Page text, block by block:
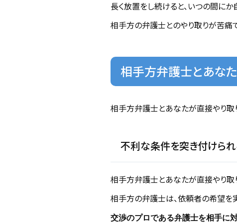
長く放置をし続けると、いつの間に
相手方の弁護士とのやり取りが苦痛
相手方弁護士とあな
相手方弁護士とあなたが直接やり取
不利な条件を突き付けら
相手方弁護士とあなたが直接やり取
相手方の弁護士は、依頼者の希望を
交渉のプロである弁護士を相手に